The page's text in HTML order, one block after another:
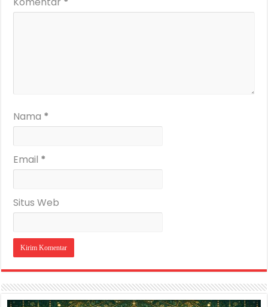
Nama *
Email *
Situs Web